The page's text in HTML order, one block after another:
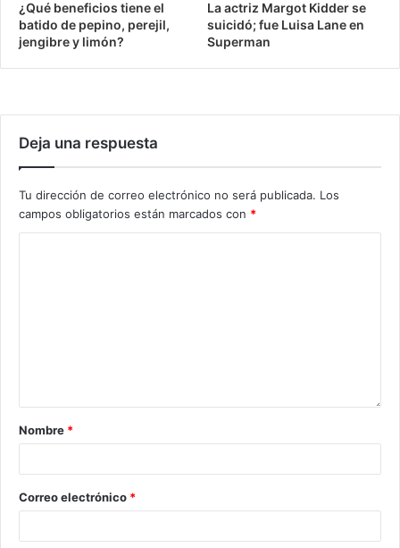
¿Qué beneficios tiene el
batido de pepino, perejil,
jengibre y limón?
La actriz Margot Kidder se
suicidó; fue Luisa Lane en
Superman
Deja una respuesta
Tu dirección de correo electrónico no será publicada. Los
campos obligatorios están marcados con *
Nombre *
Correo electrónico *